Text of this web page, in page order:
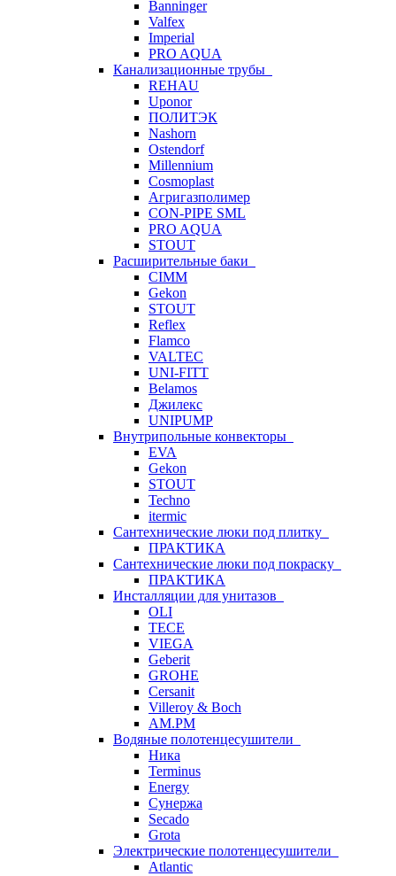
Banninger
Valfex
Imperial
PRO AQUA
Канализационные трубы
REHAU
Uponor
ПОЛИТЭК
Nashorn
Ostendorf
Millennium
Cosmoplast
Агригазполимер
CON-PIPE SML
PRO AQUA
STOUT
Расширительные баки
CIMM
Gekon
STOUT
Reflex
Flamco
VALTEC
UNI-FITT
Belamos
Джилекс
UNIPUMP
Внутрипольные конвекторы
EVA
Gekon
STOUT
Techno
itermic
Сантехнические люки под плитку
ПРАКТИКА
Сантехнические люки под покраску
ПРАКТИКА
Инсталляции для унитазов
OLI
TECE
VIEGA
Geberit
GROHE
Cersanit
Villeroy & Boch
AM.PM
Водяные полотенцесушители
Ника
Terminus
Energy
Сунержа
Secado
Grota
Электрические полотенцесушители
Atlantic